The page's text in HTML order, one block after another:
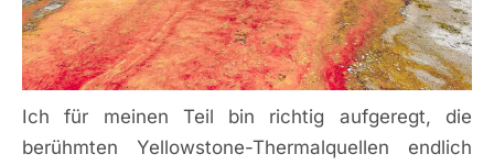
Ich für meinen Teil bin richtig aufgeregt, die
berühmten Yellowstone-Thermalquellen endlich